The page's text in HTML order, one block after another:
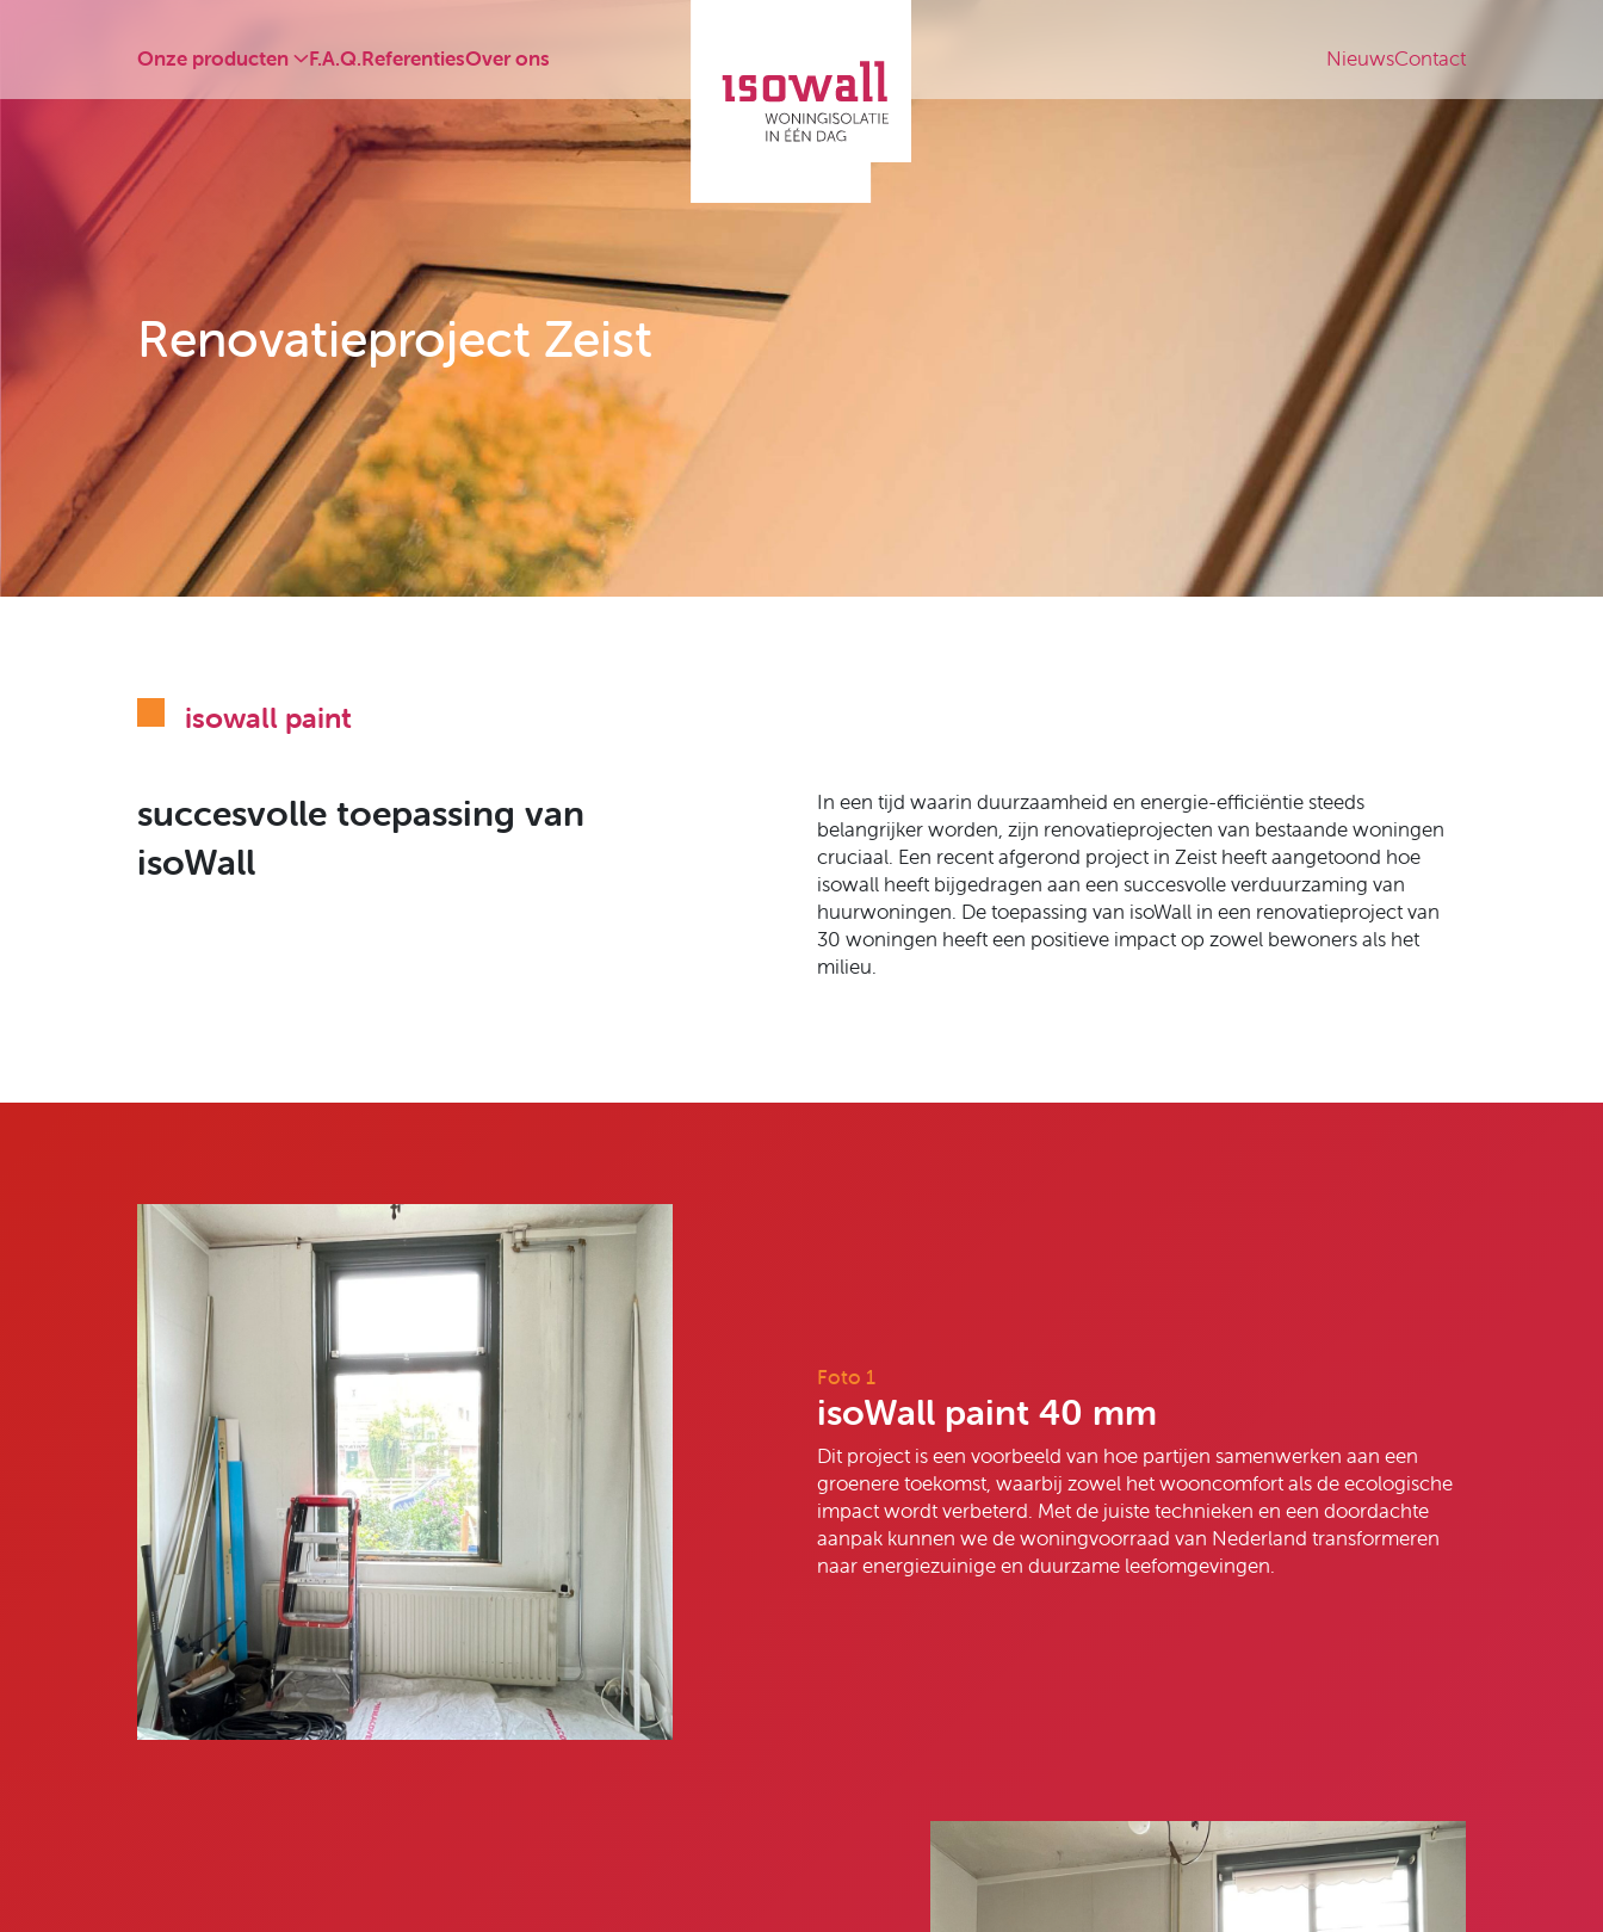
Onze producten F.A.Q.ReferentiesOver ons NieuwsContact
Renovatieproject Zeist
isowall paint
succesvolle toepassing van
isoWall
In een tijd waarin duurzaamheid en energie-efficiëntie steeds
belangrijker worden, zijn renovatieprojecten van bestaande woningen
cruciaal. Een recent afgerond project in Zeist heeft aangetoond hoe
isowall heeft bijgedragen aan een succesvolle verduurzaming van
huurwoningen. De toepassing van isoWall in een renovatieproject van
30 woningen heeft een positieve impact op zowel bewoners als het
milieu.
Foto 1
isoWall paint 40 mm
Dit project is een voorbeeld van hoe partijen samenwerken aan een
groenere toekomst, waarbij zowel het wooncomfort als de ecologische
impact wordt verbeterd. Met de juiste technieken en een doordachte
aanpak kunnen we de woningvoorraad van Nederland transformeren
naar energiezuinige en duurzame leefomgevingen.